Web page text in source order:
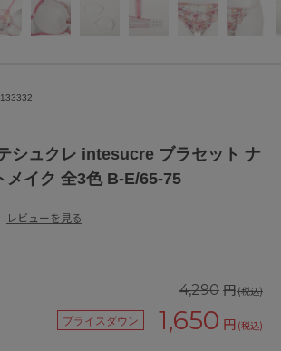
シュクレ intesucre ブラセット ナ
メイク 全3色 B-E/65-75
レビューを見る
4,290 円(税込)
プライスダウン 1,650 円 (税込)